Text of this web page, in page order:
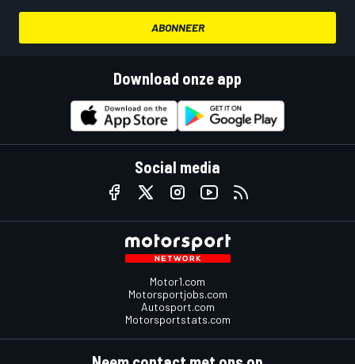
ABONNEER
Download onze app
Social media
Motor1.com
Motorsportjobs.com
Autosport.com
Motorsportstats.com